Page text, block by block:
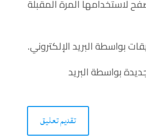
لاستخدامها المرة المقبلة
بواسطة البريد الإلكتروني.
بواسطة البريد